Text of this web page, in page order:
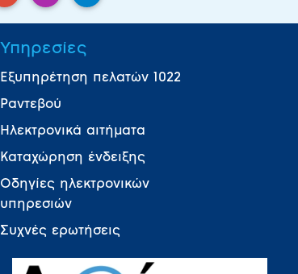
Υπηρεσίες
Εξυπηρέτηση πελατών 1022
Ραντεβού
Ηλεκτρονικά αιτήματα
Καταχώρηση ένδειξης
Οδηγίες ηλεκτρονικών
υπηρεσιών
Συχνές ερωτήσεις